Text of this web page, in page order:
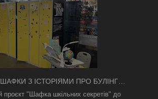
ШАФКИ З ІСТОРІЯМИ ПРО БУЛІНГ
З'ЯВИЛИСЯ В КИЄВІ
проєкт "Шафка шкільних секретів" до